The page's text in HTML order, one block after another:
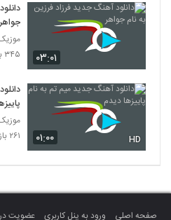
آهنگ دلبر
زینعلی(پاپ)
۳۲۶ بازدید
6267
آهنگ زیرزمین
۳۰۴ بازدید
دانلود آهنگ
۲۷۱ بازدید
6269
موزیک زیبای
۰۳:۰۱
۳۴۵ بازدید
۰۱:۰۰ HD
۲۶۱ بازدید
صفحه اصلی ورود به پنل کاربری عضویت